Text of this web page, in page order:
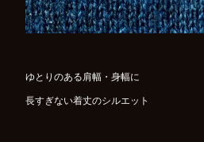
ゆとりのある肩幅・身幅に
長すぎない着丈のシルエット